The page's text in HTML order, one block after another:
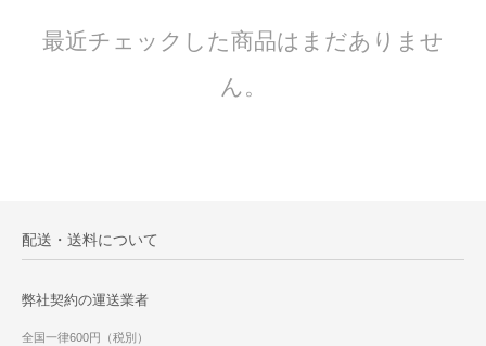
最近チェックした商品はまだありませ
ん。
配送・送料について
弊社契約の運送業者
全国一律600円（税別）